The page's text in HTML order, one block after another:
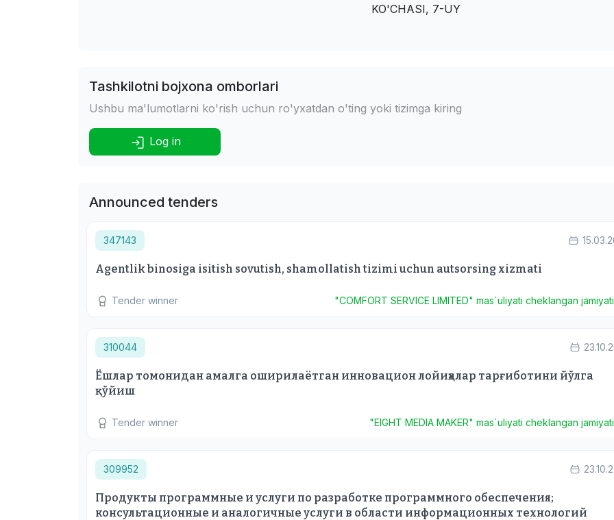
KO'CHASI, 7-UY
Tashkilotni bojxona omborlari
Ushbu ma'lumotlarni ko'rish uchun ro'yxatdan o'ting yoki tizimga kiring
Log in
Announced tenders
347143
Agentlik binosiga isitish sovutish, shamollatish tizimi uchun autsorsing xizmati
Tender winner "COMFORT SERVICE LIMITED" mas`uliyati cheklangan
310044
Ёшлар томонидан амалга оширилаётган инновацион лойиҳалар тарғиботини йўлга
қўйиш
Tender winner "EIGHT MEDIA MAKER" mas`uliyati cheklangan
309952
Продукты программные и услуги по разработке программного обеспечения;
консультационные и аналогичные услуги в области информационных технологий